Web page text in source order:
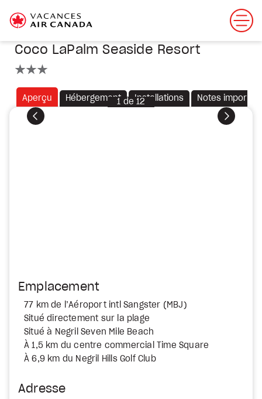
Coco LaPalm Seaside Resort
Aperçu Hébergement Installations Notes
Précédent Suivant
1 de12
Emplacement
77 km de l’Aéroport intl Sangster (MBJ)
Situé directement sur la plage
Situé à Negril Seven Mile Beach
À 1,5 km du centre commercial Time Square
À 6,9 km du Negril Hills Golf Club
Adresse